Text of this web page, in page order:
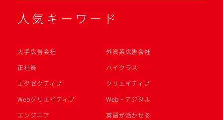
人気キーワード
大手広告会社
外資系広告会社
正社員
ハイクラス
エグゼクティブ
クリエイティブ
Webクリエイティブ
Web・デジタル
エンジニア
英語が活かせる